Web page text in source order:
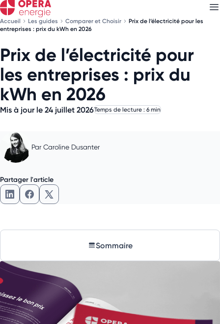
Accueil Les guides Comparer et Choisir
Prix de l’électricité pour les
entreprises : prix du kWh en 2026
Prix de l’électricité pour
les entreprises : prix du
kWh en 2026
Mis à jour le 24 juillet 2026Temps de lecture : 6 min
Par Caroline Dusanter
Partager l'article
Partager l'article sur LinkedIn
Partager l'article sur Facebook
Partager l'article sur X
Sommaire
Découvrez nosnewsletters
Choisissez les newsletters qui vous intéressent